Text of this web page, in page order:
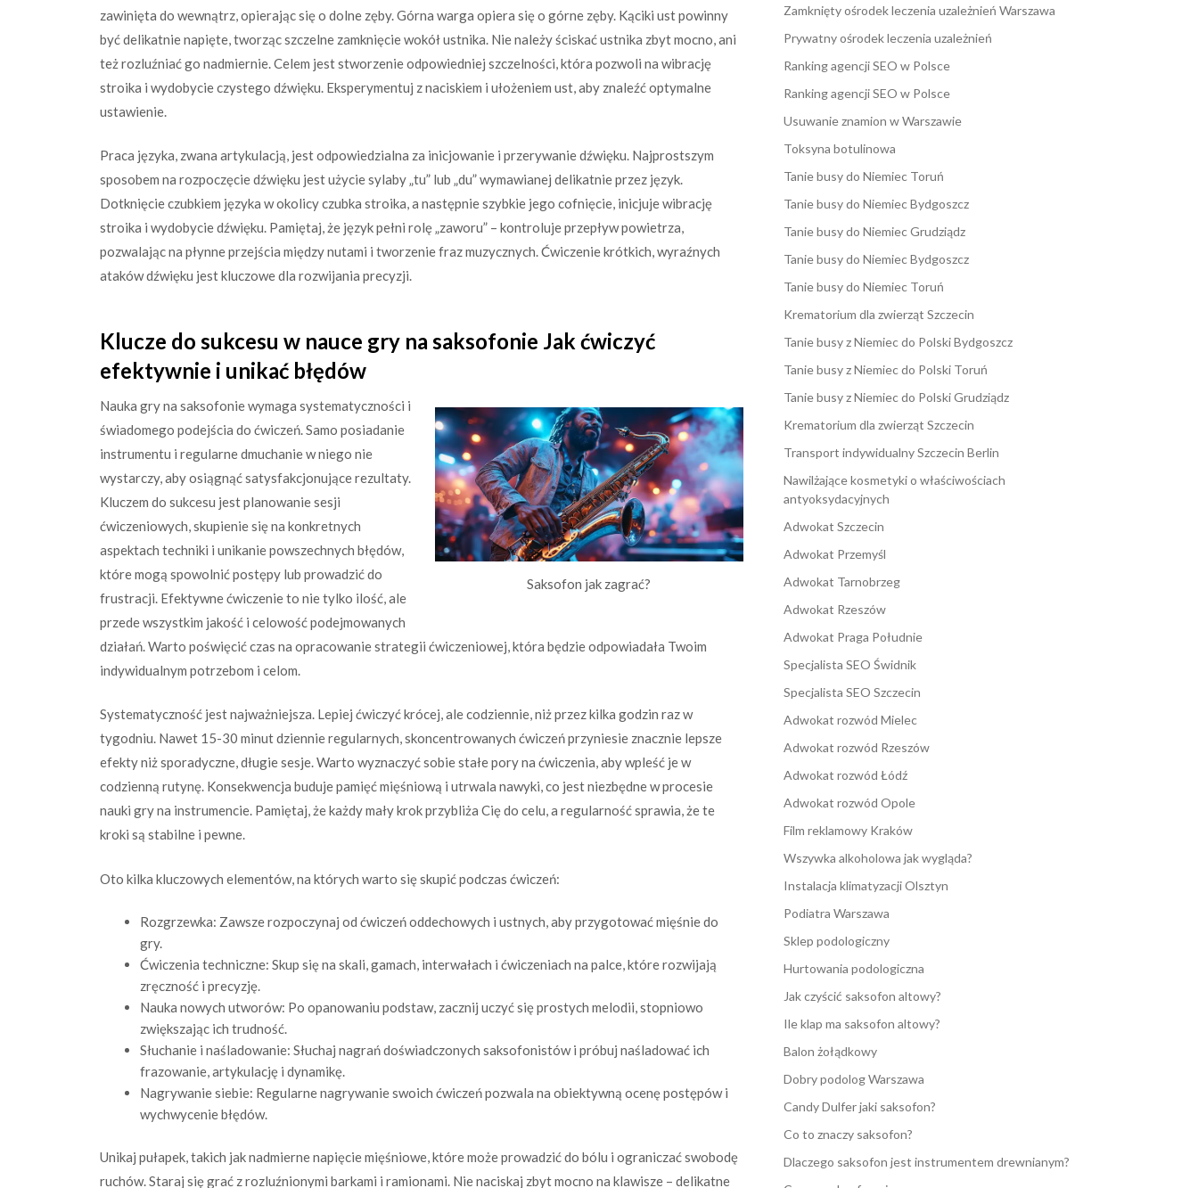
zawinięta do wewnątrz, opierając się o dolne zęby. Górna warga opiera się o górne zęby. Kąciki ust powinny
być delikatnie napięte, tworząc szczelne zamknięcie wokół ustnika. Nie należy ściskać ustnika zbyt mocno, ani
też rozluźniać go nadmiernie. Celem jest stworzenie odpowiedniej szczelności, która pozwoli na wibrację
stroika i wydobycie czystego dźwięku. Eksperymentuj z naciskiem i ułożeniem ust, aby znaleźć optymalne
ustawienie.
Praca języka, zwana artykulacją, jest odpowiedzialna za inicjowanie i przerywanie dźwięku. Najprostszym
sposobem na rozpoczęcie dźwięku jest użycie sylaby „tu” lub „du” wymawianej delikatnie przez język.
Dotknięcie czubkiem języka w okolicy czubka stroika, a następnie szybkie jego cofnięcie, inicjuje wibrację
stroika i wydobycie dźwięku. Pamiętaj, że język pełni rolę „zaworu” – kontroluje przepływ powietrza,
pozwalając na płynne przejścia między nutami i tworzenie fraz muzycznych. Ćwiczenie krótkich, wyraźnych
ataków dźwięku jest kluczowe dla rozwijania precyzji.
Klucze do sukcesu w nauce gry na saksofonie Jak ćwiczyć
efektywnie i unikać błędów
Saksofon jak zagrać?
Nauka gry na saksofonie wymaga systematyczności i
świadomego podejścia do ćwiczeń. Samo posiadanie
instrumentu i regularne dmuchanie w niego nie
wystarczy, aby osiągnąć satysfakcjonujące rezultaty.
Kluczem do sukcesu jest planowanie sesji
ćwiczeniowych, skupienie się na konkretnych
aspektach techniki i unikanie powszechnych błędów,
które mogą spowolnić postępy lub prowadzić do
frustracji. Efektywne ćwiczenie to nie tylko ilość, ale
przede wszystkim jakość i celowość podejmowanych
działań. Warto poświęcić czas na opracowanie strategii ćwiczeniowej, która będzie odpowiadała Twoim
indywidualnym potrzebom i celom.
Systematyczność jest najważniejsza. Lepiej ćwiczyć krócej, ale codziennie, niż przez kilka godzin raz w
tygodniu. Nawet 15-30 minut dziennie regularnych, skoncentrowanych ćwiczeń przyniesie znacznie lepsze
efekty niż sporadyczne, długie sesje. Warto wyznaczyć sobie stałe pory na ćwiczenia, aby wpleść je w
codzienną rutynę. Konsekwencja buduje pamięć mięśniową i utrwala nawyki, co jest niezbędne w procesie
nauki gry na instrumencie. Pamiętaj, że każdy mały krok przybliża Cię do celu, a regularność sprawia, że te
kroki są stabilne i pewne.
Oto kilka kluczowych elementów, na których warto się skupić podczas ćwiczeń:
Rozgrzewka: Zawsze rozpoczynaj od ćwiczeń oddechowych i ustnych, aby przygotować mięśnie do
gry.
Ćwiczenia techniczne: Skup się na skali, gamach, interwałach i ćwiczeniach na palce, które rozwijają
zręczność i precyzję.
Nauka nowych utworów: Po opanowaniu podstaw, zacznij uczyć się prostych melodii, stopniowo
zwiększając ich trudność.
Słuchanie i naśladowanie: Słuchaj nagrań doświadczonych saksofonistów i próbuj naśladować ich
frazowanie, artykulację i dynamikę.
Nagrywanie siebie: Regularne nagrywanie swoich ćwiczeń pozwala na obiektywną ocenę postępów i
wychwycenie błędów.
Unikaj pułapek, takich jak nadmierne napięcie mięśniowe, które może prowadzić do bólu i ograniczać swobodę
ruchów. Staraj się grać z rozluźnionymi barkami i ramionami. Nie naciskaj zbyt mocno na klawisze – delikatne
Zamknięty ośrodek leczenia uzależnień Warszawa
Prywatny ośrodek leczenia uzależnień
Ranking agencji SEO w Polsce
Ranking agencji SEO w Polsce
Usuwanie znamion w Warszawie
Toksyna botulinowa
Tanie busy do Niemiec Toruń
Tanie busy do Niemiec Bydgoszcz
Tanie busy do Niemiec Grudziądz
Tanie busy do Niemiec Bydgoszcz
Tanie busy do Niemiec Toruń
Krematorium dla zwierząt Szczecin
Tanie busy z Niemiec do Polski Bydgoszcz
Tanie busy z Niemiec do Polski Toruń
Tanie busy z Niemiec do Polski Grudziądz
Krematorium dla zwierząt Szczecin
Transport indywidualny Szczecin Berlin
Nawilżające kosmetyki o właściwościach
antyoksydacyjnych
Adwokat Szczecin
Adwokat Przemyśl
Adwokat Tarnobrzeg
Adwokat Rzeszów
Adwokat Praga Południe
Specjalista SEO Świdnik
Specjalista SEO Szczecin
Adwokat rozwód Mielec
Adwokat rozwód Rzeszów
Adwokat rozwód Łódź
Adwokat rozwód Opole
Film reklamowy Kraków
Wszywka alkoholowa jak wygląda?
Instalacja klimatyzacji Olsztyn
Podiatra Warszawa
Sklep podologiczny
Hurtowania podologiczna
Jak czyścić saksofon altowy?
Ile klap ma saksofon altowy?
Balon żołądkowy
Dobry podolog Warszawa
Candy Dulfer jaki saksofon?
Co to znaczy saksofon?
Dlaczego saksofon jest instrumentem drewnianym?